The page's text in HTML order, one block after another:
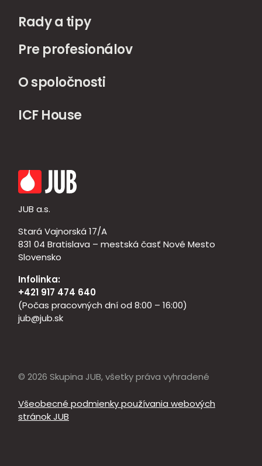
Rady a tipy
Pre profesionálov
O spoločnosti
ICF House
JUB a.s.
Stará Vajnorská 17/A
831 04 Bratislava – mestská časť Nové Mesto
Slovensko
Infolinka:
+421 917 474 640
(Počas pracovných dní od 8:00 – 16:00)
jub@jub.sk
© 2026 Skupina JUB, všetky práva vyhradené
Všeobecné podmienky používania webových
stránok JUB